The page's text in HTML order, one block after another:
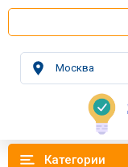
Москва
Категории